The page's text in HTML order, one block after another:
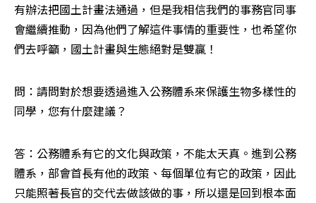
有辦法把國土計畫法通過，但是我相信我們的事務官同事
會繼續推動，因為他們了解這件事情的重要性，也希望你
們去呼籲，國土計畫與生態絕對是雙贏！
問：請問對於想要透過進入公務體系來保護生物多樣性的
同學，您有什麼建議？
答：公務體系有它的文化與政策，不能太天真。進到公務
體系，部會首長有他的政策、每個單位有它的政策，因此
只能照著長官的交代去做該做的事，所以還是回到根本面